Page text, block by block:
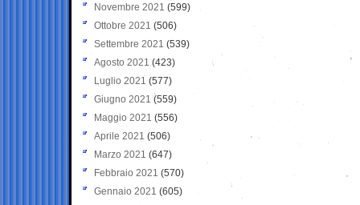
Novembre 2021 (599)
Ottobre 2021 (506)
Settembre 2021 (539)
Agosto 2021 (423)
Luglio 2021 (577)
Giugno 2021(559)
Maggio 2021 (556)
Aprile 2021 (506)
Marzo 2021 (647)
Febbraio 2021 (570)
Gennaio 2021 (605)